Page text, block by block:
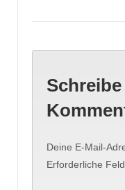
Deine E-Mail-
Erforderliche